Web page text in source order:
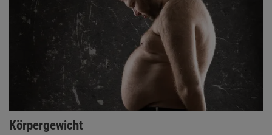
Körpergewicht